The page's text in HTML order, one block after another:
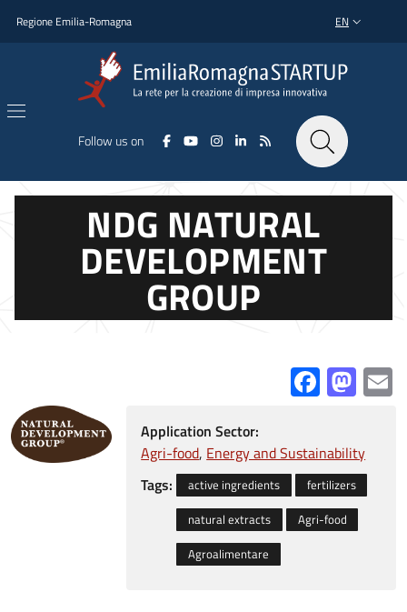
Regione Emilia-Romagna LANGUAGE
EN
Follow us on
NDG NATURAL
DEVELOPMENT
GROUP
Application Sector:
Agri-food Energy and Sustainability
Tags:
active ingredients
fertilizers
natural extracts
Agri-food
Agroalimentare